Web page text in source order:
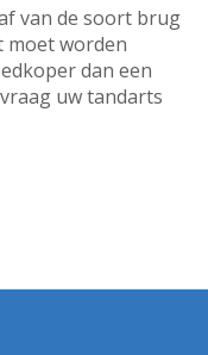
van de soort brug
moet worden
dan een
uw tandarts